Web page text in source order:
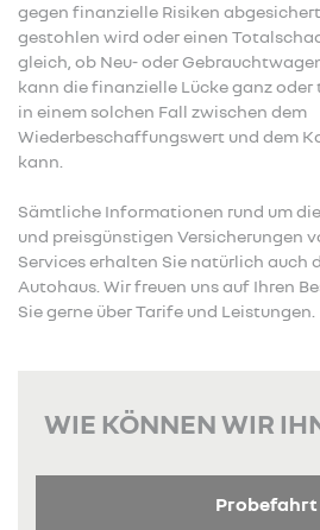
gegen finanzielle Risiken
gestohlen wird oder einen
gleich, ob Neu- oder
kann die finanzielle Lücke ganz
in einem solchen Fall zwischen dem
Wiederbeschaffungswert und dem
kann.
Sämtliche Informationen rund um
und preisgünstigen Versicherungen
Services erhalten Sie natürlich auch
Autohaus. Wir freuen uns auf Ihren
Sie gerne über Tarife und Leistungen.
WIE KÖNNEN WIR
Probefahrt